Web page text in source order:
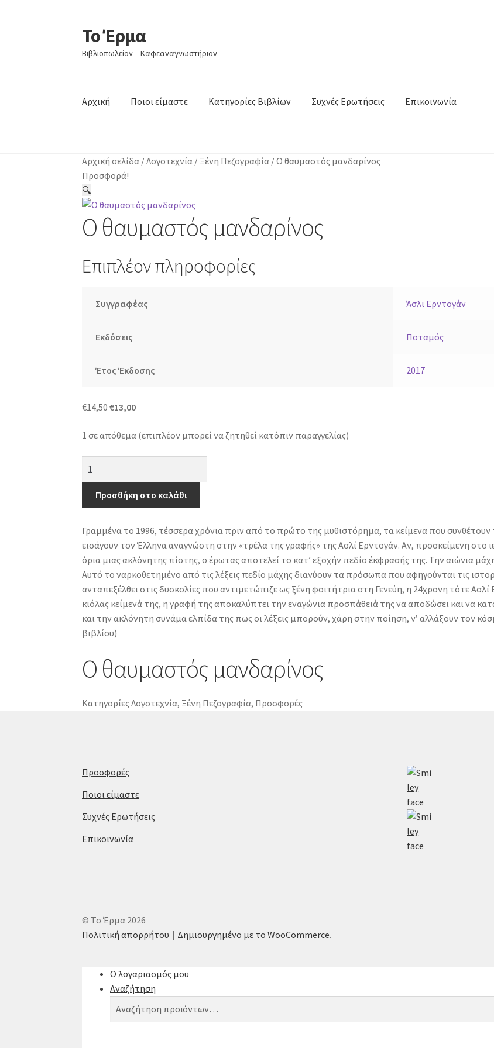
Απευθείας
μετάβαση
στην
Μετάβαση
σε
περιεχόμενο
Το Έρμα
Βιβλιοπωλείον – Καφεαναγνωστήριον
Αρχική Ποιοι είμαστε Κατηγορίες Βιβλίων Συχνές Ερωτήσεις Επικοινωνία
Αρχική σελίδα /Λογοτεχνία / Ξένη Πεζογραφία /Ο θαυμαστός μανδαρίνος
Προσφορά!
🔍
Ο θαυμαστός μανδαρίνος
Επιπλέον πληροφορίες
Συγγραφέας Άσλι Ερντογάν
Εκδόσεις Ποταμός
Έτος Έκδοσης 2017
€14,50Original
was:
€13,00Η
τιμή
1 σε απόθεμα (επιπλέον μπορεί να ζητηθεί κατόπιν παραγγελίας)
μανδαρίνος
ποσότητα
Προσθήκη στο καλάθι
Γραμμένα το 1996, τέσσερα χρόνια πριν από το πρώτο της μυθιστόρημα, τα κείμενα που συνθέτουν
εισάγουν τον Έλληνα αναγνώστη στην «τρέλα της γραφής» της Ασλί Ερντογάν. Αν, προσκείμενη στο
όρια μιας ακλόνητης πίστης, ο έρωτας αποτελεί το κατ’ εξοχήν πεδίο έκφρασής της. Την αιώνια
Αυτό το ναρκοθετημένο από τις λέξεις πεδίο μάχης διανύουν τα πρόσωπα που αφηγούνται τις
ανταπεξέλθει στις δυσκολίες που αντιμετώπιζε ως ξένη φοιτήτρια στη Γενεύη, η 24χρονη τότε
κιόλας κείμενά της, η γραφή της αποκαλύπτει την εναγώνια προσπάθειά της να αποδώσει και να
και την ακλόνητη συνάμα ελπίδα της πως οι λέξεις μπορούν, χάρη στην ποίηση, ν’ αλλάξουν τον
βιβλίου)
Ο θαυμαστός μανδαρίνος
Κατηγορίες Λογοτεχνία, Ξένη Πεζογραφία, Προσφορές
Προσφορές
Ποιοι είμαστε
Συχνές Ερωτήσεις
Επικοινωνία
© Το Έρμα 2026
Πολιτική απορρήτου
Δημιουργημένο με το WooCommerce.
Ο λογαριασμός μου
Αναζήτηση
Αναζήτηση
Αναζήτηση